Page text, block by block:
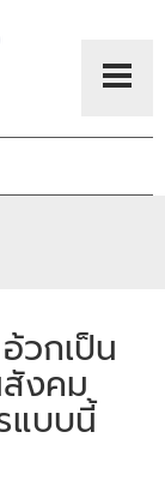
วกเป็น
งคม
แบบนี้